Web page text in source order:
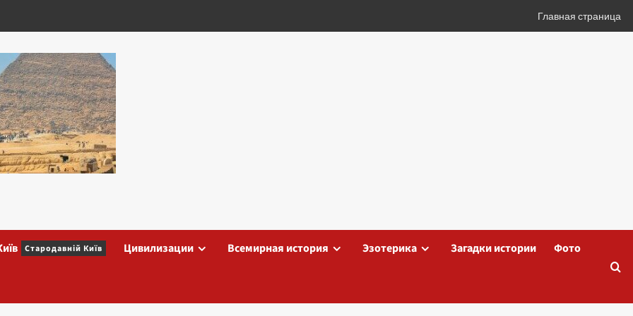
Главная страница
Стародавній Київ Цивилизации Всемирная история Эзотерика Загадки истории Фото